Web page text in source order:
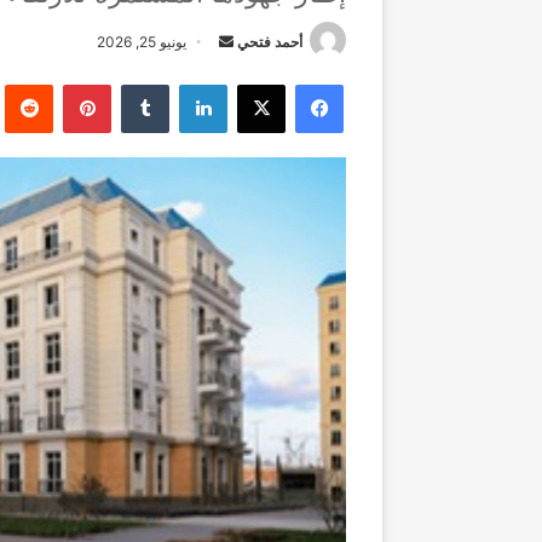
أحمد فتحي
أرسل
إلكترونيا
يونيو 25, 2026
فيسبوك ‫X لينكدإن بينتيريست